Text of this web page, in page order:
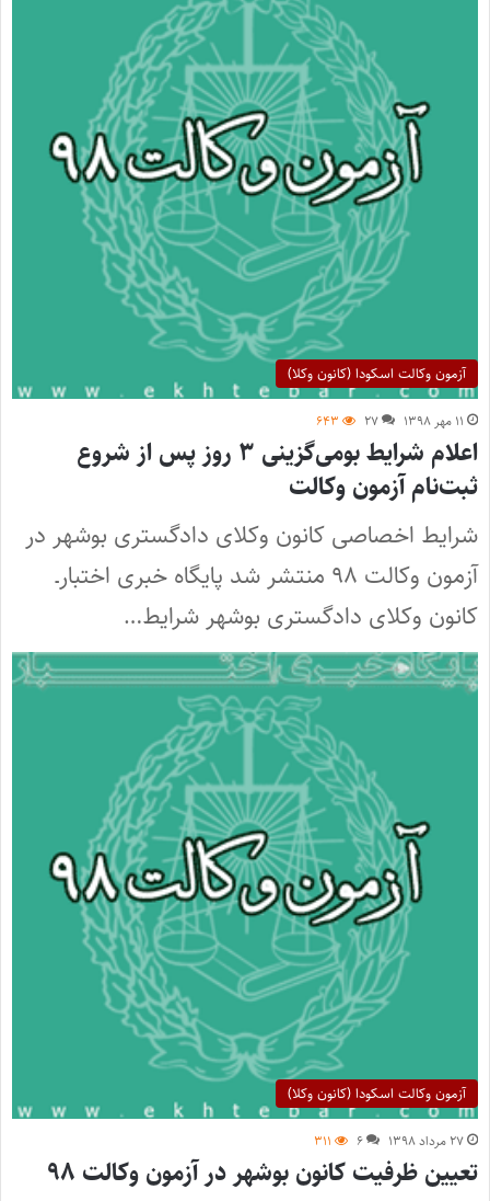
آزمون وکالت اسکودا (کانون وکلا)
۱۱ مهر ۱۳۹۸ ۲۷ ۶۴۳
اعلام شرایط بومی‌گزینی ۳ روز پس از شروع
ثبت‌نام آزمون وکالت
شرایط اخصاصی کانون وکلای دادگستری بوشهر در
آزمون وکالت ۹۸ منتشر شد پایگاه خبری اختبارـ
کانون وکلای دادگستری بوشهر شرایط…
آزمون وکالت اسکودا (کانون وکلا)
۲۷ مرداد ۱۳۹۸ ۶ ۳۱۱
تعیین ظرفیت کانون بوشهر در آزمون وکالت ۹۸